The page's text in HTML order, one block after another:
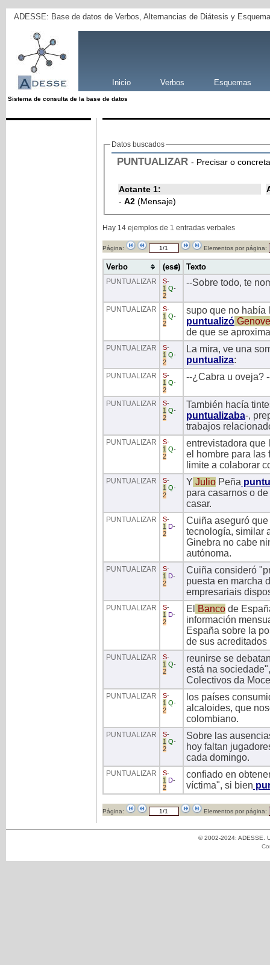
ADESSE: Base de datos de Verbos, Alternancias de Diátesis y
Inicio Verbos Esquemas
Sistema de consulta de la base de datos
Datos buscados
PUNTUALIZAR - Precisar o
Actante 1:
- A2 (Mensaje)
Hay 14 ejemplos de 1 entradas verbales
Página: Elementos por página:
Verbo (ess) Texto
PUNTUALIZAR S-
1 Q-
2
--Sobre todo, te
PUNTUALIZAR S-
1 Q-
2
supo que no había
puntualizó
de que se
PUNTUALIZAR S-
1 Q-
2
La mira, ve una
puntualiza:
PUNTUALIZAR S-
1 Q-
2
--¿Cabra u oveja?
PUNTUALIZAR S-
1 Q-
2
También hacía
puntualizaba-,
trabajos
PUNTUALIZAR S-
1 Q-
2
entrevistadora que
el hombre para las
limite a colaborar
PUNTUALIZAR S-
1 Q-
2
Y JulioPeña
para casarnos o
casar.
PUNTUALIZAR S-
1
D-
2
Cuiña aseguró
tecnología, similar
Ginebra no cabe
autónoma.
PUNTUALIZAR S-
1
D-
2
Cuiña consideró
puesta en marcha
empresariais
PUNTUALIZAR S-
1
D-
2
El Bancode
información
España sobre la
de sus acreditados
PUNTUALIZAR S-
1 Q-
2
reunirse se
está na sociedade",
Colectivos da
PUNTUALIZAR S-
1 Q-
2
los países
alcaloides, que
colombiano.
PUNTUALIZAR S-
1 Q-
2
Sobre las
hoy faltan
cada domingo.
PUNTUALIZAR S-
1
D-
2
confiado en
víctima", si bien
Página: Elementos por página:
© 2002-2024: ADESSE.